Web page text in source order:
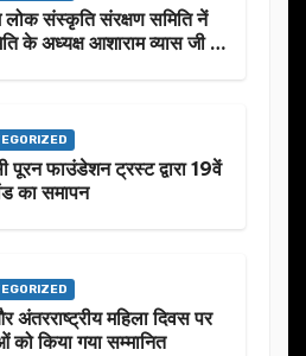
लोक संस्कृति संरक्षण समिति नें
के अध्यक्ष आशाराम व्यास जी के
पूरन फाउंडेशन ट्रस्ट द्वारा 19वें
का समापन
अंतरराष्ट्रीय महिला दिवस पर
को किया गया सम्मानित